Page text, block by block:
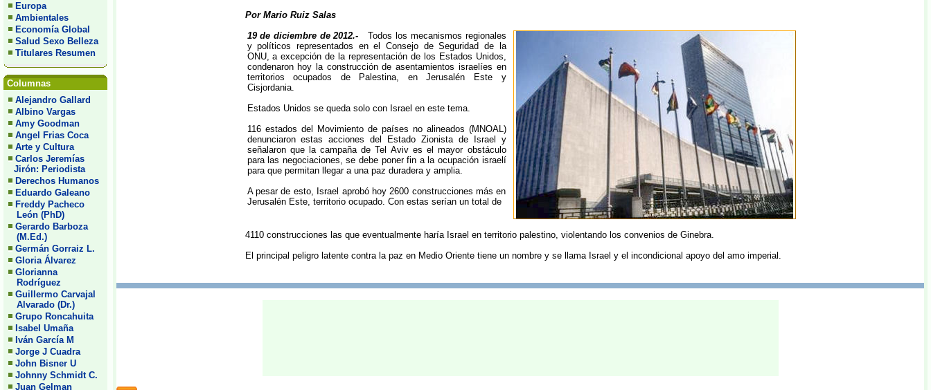
Europa
Ambientales
Economía Global
Salud Sexo Belleza
Titulares Resumen
Columnas
Alejandro Gallard
Albino Vargas
Amy Goodman
Angel Frias Coca
Arte y Cultura
Carlos Jeremías
Jirón: Periodista
Derechos Humanos
Eduardo Galeano
Freddy Pacheco
León (PhD)
Gerardo Barboza
(M.Ed.)
Germán Gorraiz L.
Gloria Álvarez
Glorianna
Rodríguez
Guillermo Carvajal
Alvarado (Dr.)
Grupo Roncahuita
Isabel Umaña
Iván García M
Jorge J Cuadra
John Bisner U
Johnny Schmidt C.
Juan Gelman
Por Mario Ruiz Salas
19 de diciembre de 2012.-Todos los mecanismos regionales
y políticos representados en el Consejo de Seguridad de la
ONU, a excepción de la representación de los Estados Unidos,
condenaron hoy la construcción de asentamientos israelíes en
territorios ocupados de Palestina, en Jerusalén Este y
Cisjordania.
Estados Unidos se queda solo con Israel en este tema.
116 estados del Movimiento de países no alineados (MNOAL)
denunciaron estas acciones del Estado Zionista de Israel y
señalaron que la campaña de Tel Aviv es el mayor obstáculo
para las negociaciones, se debe poner fin a la ocupación israelí
para que permitan llegar a una paz duradera y amplia.
A pesar de esto, Israel aprobó hoy 2600 construcciones más en
Jerusalén Este, territorio ocupado. Con estas serían un total de
4110 construcciones las que eventualmente haría Israel en territorio palestino, violentando los convenios de Ginebra.
El principal peligro latente contra la paz en Medio Oriente tiene un nombre y se llama Israel y el incondicional apoyo del amo imperial.